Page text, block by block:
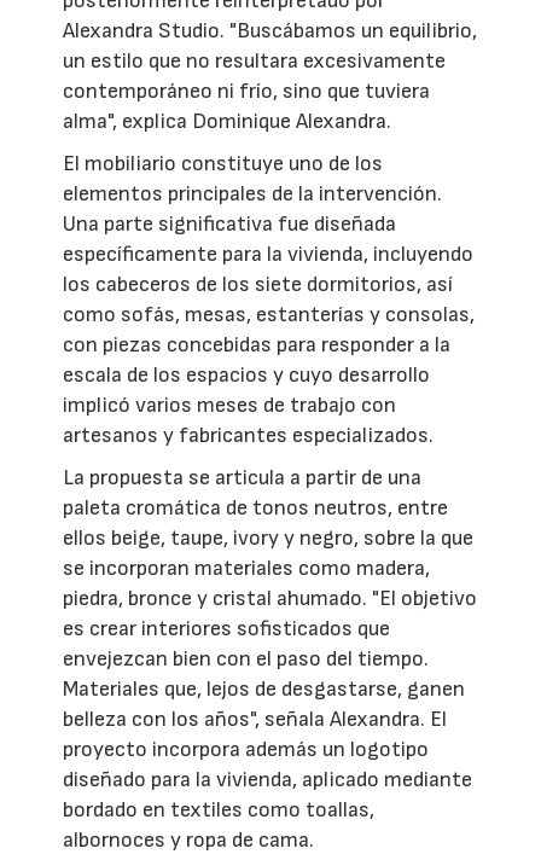
Alexandra Studio. "Buscábamos un equilibrio,
un estilo que no resultara excesivamente
contemporáneo ni frío, sino que tuviera
alma", explica Dominique Alexandra.
El mobiliario constituye uno de los
elementos principales de la intervención.
Una parte significativa fue diseñada
específicamente para la vivienda, incluyendo
los cabeceros de los siete dormitorios, así
como sofás, mesas, estanterías y consolas,
con piezas concebidas para responder a la
escala de los espacios y cuyo desarrollo
implicó varios meses de trabajo con
artesanos y fabricantes especializados.
La propuesta se articula a partir de una
paleta cromática de tonos neutros, entre
ellos beige, taupe, ivory y negro, sobre la que
se incorporan materiales como madera,
piedra, bronce y cristal ahumado. "El objetivo
es crear interiores sofisticados que
envejezcan bien con el paso del tiempo.
Materiales que, lejos de desgastarse, ganen
belleza con los años", señala Alexandra. El
proyecto incorpora además un logotipo
diseñado para la vivienda, aplicado mediante
bordado en textiles como toallas,
albornoces y ropa de cama.